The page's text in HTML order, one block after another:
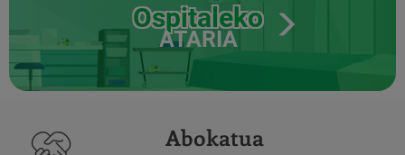
Ospitaleko
ATARIA
Abokatua